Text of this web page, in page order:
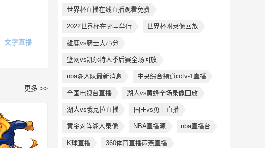
文字直播
更多 >>
世界杯直播在线直播观看免费
2022世界杯在哪里举行 世界杯附录像回放
雄鹿vs骑士大小分
篮网vs凯尔特人季后赛全场回放
nba湖人队最新消息 中央综合频道cctv-1直播
全国电视台直播 湖人vs黄蜂全场录像回放
湖人vs俄克拉直播 国王vs勇士直播
黄金对阵湖人录像 NBA直播源 nba直播台
K球直播 360体育直播雨燕直播